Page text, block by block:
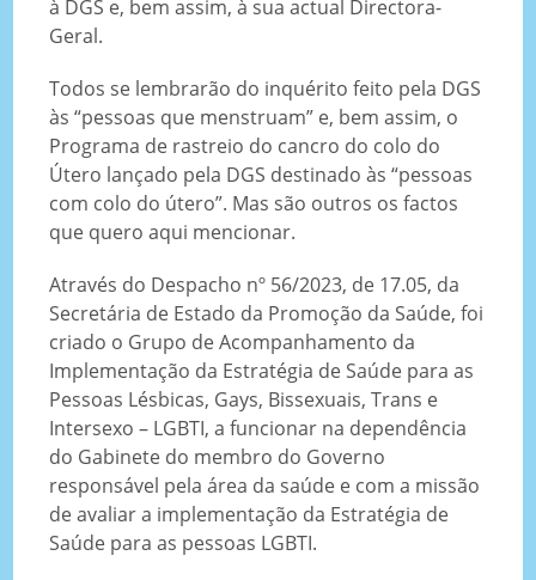
à DGS e, bem assim, à sua actual Directora-
Geral.
Todos se lembrarão do inquérito feito pela DGS
às “pessoas que menstruam” e, bem assim, o
Programa de rastreio do cancro do colo do
Útero lançado pela DGS destinado às “pessoas
com colo do útero”. Mas são outros os factos
que quero aqui mencionar.
Através do Despacho nº 56/2023, de 17.05, da
Secretária de Estado da Promoção da Saúde, foi
criado o Grupo de Acompanhamento da
Implementação da Estratégia de Saúde para as
Pessoas Lésbicas, Gays, Bissexuais, Trans e
Intersexo – LGBTI, a funcionar na dependência
do Gabinete do membro do Governo
responsável pela área da saúde e com a missão
de avaliar a implementação da Estratégia de
Saúde para as pessoas LGBTI.